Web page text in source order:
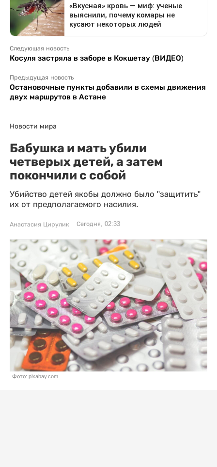
Следующая новость
Косуля застряла в заборе в Кокшетау (ВИДЕО)
Предыдущая новость
Остановочные пункты добавили в схемы движения
двух маршрутов в Астане
Новости мира
Бабушка и мать убили
четверых детей, а затем
покончили с собой
Убийство детей якобы должно было "защитить"
их от предполагаемого насилия.
Анастасия Цирулик Сегодня, 02:33
Фото: pixabay.com